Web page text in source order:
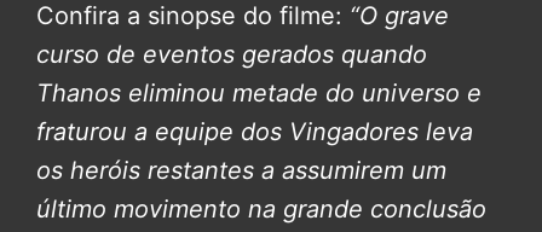
Confira a sinopse do filme: “O grave
curso de eventos gerados quando
Thanos eliminou metade do universo e
fraturou a equipe dos Vingadores leva
os heróis restantes a assumirem um
último movimento na grande conclusão